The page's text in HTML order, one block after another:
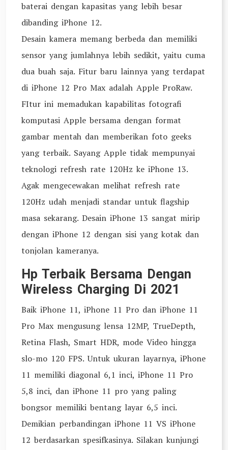
baterai dengan kapasitas yang lebih besar
dibanding iPhone 12.
Desain kamera memang berbeda dan memiliki
sensor yang jumlahnya lebih sedikit, yaitu cuma
dua buah saja. Fitur baru lainnya yang terdapat
di iPhone 12 Pro Max adalah Apple ProRaw.
FItur ini memadukan kapabilitas fotografi
komputasi Apple bersama dengan format
gambar mentah dan memberikan foto geeks
yang terbaik. Sayang Apple tidak mempunyai
teknologi refresh rate 120Hz ke iPhone 13.
Agak mengecewakan melihat refresh rate
120Hz udah menjadi standar untuk flagship
masa sekarang. Desain iPhone 13 sangat mirip
dengan iPhone 12 dengan sisi yang kotak dan
tonjolan kameranya.
Hp Terbaik Bersama Dengan
Wireless Charging Di 2021
Baik iPhone 11, iPhone 11 Pro dan iPhone 11
Pro Max mengusung lensa 12MP, TrueDepth,
Retina Flash, Smart HDR, mode Video hingga
slo-mo 120 FPS. Untuk ukuran layarnya, iPhone
11 memiliki diagonal 6,1 inci, iPhone 11 Pro
5,8 inci, dan iPhone 11 pro yang paling
bongsor memiliki bentang layar 6,5 inci.
Demikian perbandingan iPhone 11 VS iPhone
12 berdasarkan spesifkasinya. Silakan kunjungi